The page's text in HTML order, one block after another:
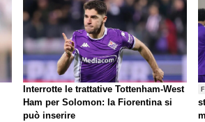
Interrotte le trattative Tottenham-West
Ham per Solomon: la Fiorentina si
può inserire